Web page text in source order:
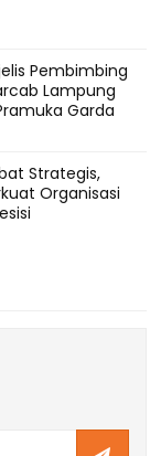
Pembimbing
Lampung
Garda
Strategis,
Organisasi